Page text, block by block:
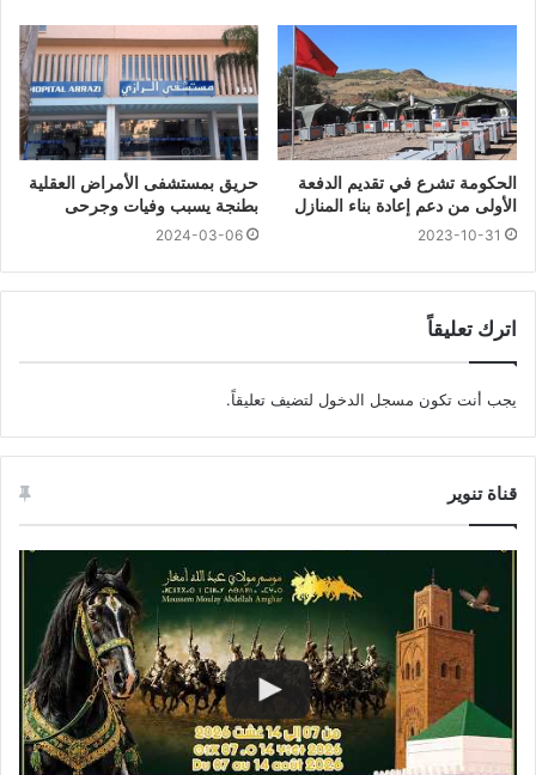
الحكومة تشرع في تقديم الدفعة
الأولى من دعم إعادة بناء المنازل
2023-10-31
حريق بمستشفى الأمراض العقلية
بطنجة يسبب وفيات وجرحى
2024-03-06
اترك تعليقاً
يجب أنت تكون مسجل الدخول لتضيف تعليقاً.
قناة تنوير